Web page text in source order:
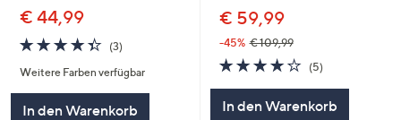
€ 44,99
4.3
von
5
(3)
Weitere Farben verfügbar
In den Warenkorb
€ 59,99
-45% € 109,99
4.2
von
5
(5)
In den Warenkorb